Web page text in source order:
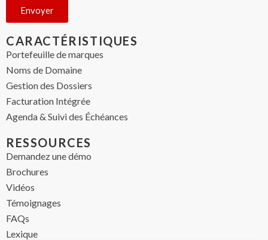
CARACTÉRISTIQUES
Portefeuille de marques
Noms de Domaine
Gestion des Dossiers
Facturation Intégrée
Agenda & Suivi des Échéances
Envoyer
RESSOURCES
Demandez une démo
Brochures
Vidéos
Témoignages
FAQs
Lexique